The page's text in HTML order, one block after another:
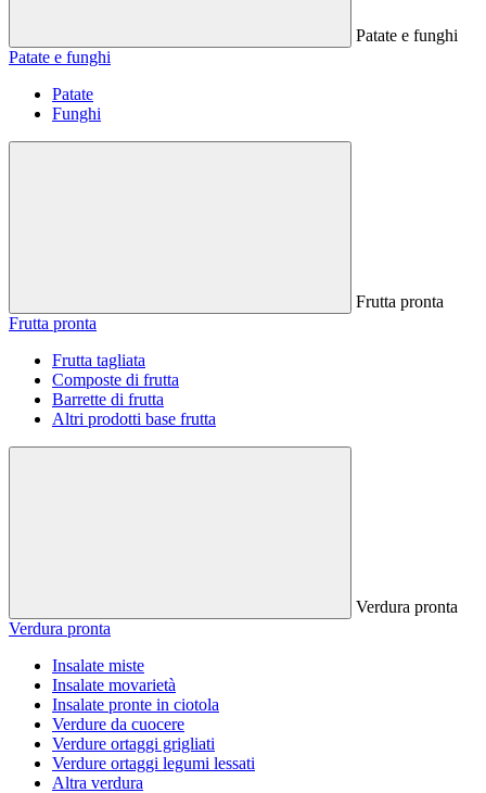
Patate e funghi
Patate e funghi
Patate
Funghi
Frutta pronta
Frutta pronta
Frutta tagliata
Composte di frutta
Barrette di frutta
Altri prodotti base frutta
Verdura pronta
Verdura pronta
Insalate miste
Insalate movarietà
Insalate pronte in ciotola
Verdure da cuocere
Verdure ortaggi grigliati
Verdure ortaggi legumi lessati
Altra verdura